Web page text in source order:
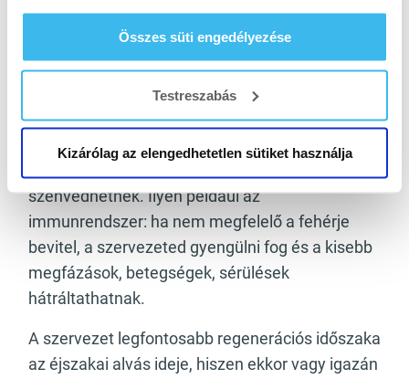
Összes süti engedélyezése
Testreszabás
Kizárólag az elengedhetetlen sütiket használja
vagy fogyókúra idején? Mert elegendő
nincs miből felépíteni az izmot.
Ráadásul a fehérje, illetve az aminosavak, amire
a szervezet azt lebontja, számos más funkciót is
szenvedhetnek. Ilyen például az
immunrendszer: ha nem megfelelő a fehérje
bevitel, a szervezeted gyengülni fog és a kisebb
megfázások, betegségek, sérülések
hátráltathatnak.
A szervezet legfontosabb regenerációs időszaka
az éjszakai alvás ideje, hiszen ekkor vagy igazán